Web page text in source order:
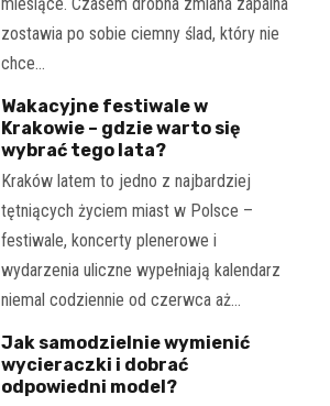
miesiące. Czasem drobna zmiana zapalna
zostawia po sobie ciemny ślad, który nie
chce…
Wakacyjne festiwale w
Krakowie – gdzie warto się
wybrać tego lata?
Kraków latem to jedno z najbardziej
tętniących życiem miast w Polsce –
festiwale, koncerty plenerowe i
wydarzenia uliczne wypełniają kalendarz
niemal codziennie od czerwca aż…
Jak samodzielnie wymienić
wycieraczki i dobrać
odpowiedni model?